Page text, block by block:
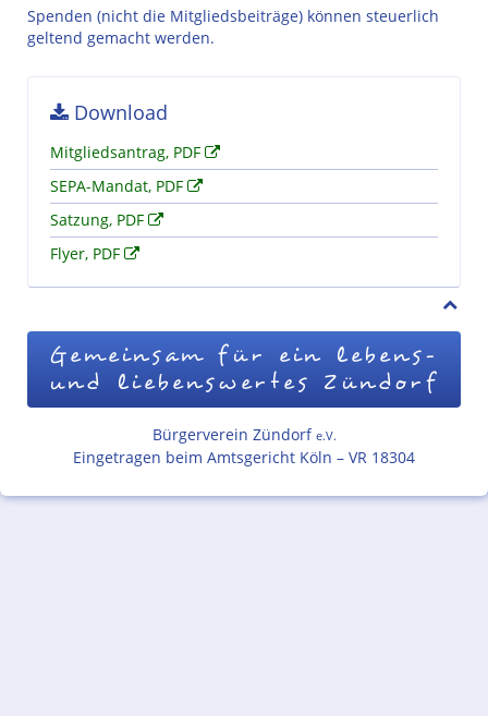
Spenden (nicht die Mitgliedsbeiträge) können steuerlich
geltend gemacht werden.
Download
Mitgliedsantrag, PDF
SEPA-Mandat, PDF
Satzung, PDF
Flyer, PDF
Gemeinsam für ein lebens-
und liebenswertes Zündorf
Bürgerverein Zündorf e.V.
Eingetragen beim Amtsgericht Köln – VR 18304